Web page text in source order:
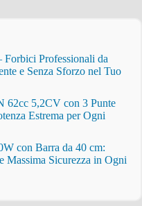
Professionali da
e Senza Sforzo nel Tuo
62cc 5,2CV con 3 Punte
Estrema per Ogni
con Barra da 40 cm:
Massima Sicurezza in Ogni